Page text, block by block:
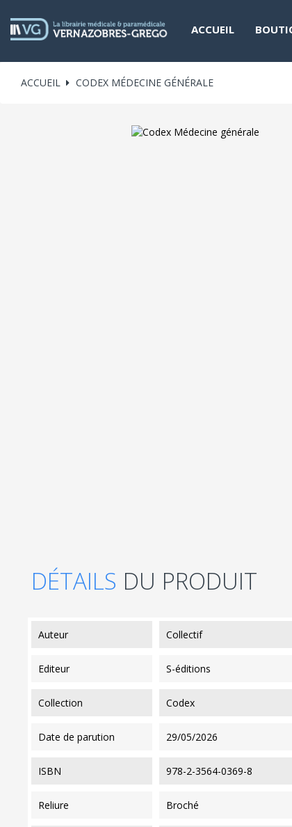
ACCUEIL
ACCUEIL CODEX MÉDECINE GÉNÉRALE
DÉTAILS DU PRODUIT
auteur Collectif
editeur S-éditions
collection Codex
date de parution 29/05/2026
ISBN 978-2-3564-0369-8
reliure Broché